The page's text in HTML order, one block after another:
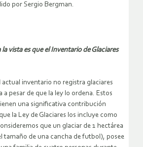
por Sergio Bergman.
vista es que el Inventario de Glaciares
actual inventario no registra glaciares
a pesar de que la ley lo ordena. Estos
una significativa contribución
la Ley de Glaciares los incluye como
que un glaciar de 1 hectárea
tamaño de una cancha de futbol), posee